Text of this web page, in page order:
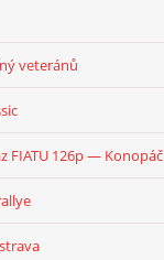
veteránů
FIATU 126p — Konopáč